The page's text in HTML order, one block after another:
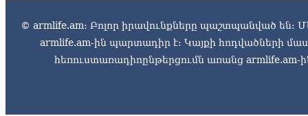
© armlife.am: Բոլոր իրավունքները պաշտպանված են:
armlife.am-ին պարտադիր է: Կայքի հոդվածների
հեռուստառադիոընթերցումն առանց armlife.am-